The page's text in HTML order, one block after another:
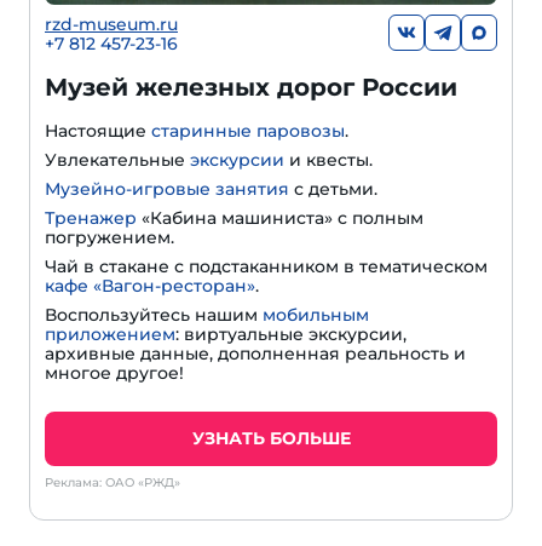
rzd-museum.ru
+7 812 457-23-16
Музей железных дорог России
Настоящие старинные паровозы.
Увлекательные экскурсии и квесты.
Музейно-игровые занятия с детьми.
Тренажер «Кабина машиниста» с полным
погружением.
Чай в стакане с подстаканником в тематическом
кафе «Вагон-ресторан».
Воспользуйтесь нашим мобильным
приложением: виртуальные экскурсии,
архивные данные, дополненная реальность и
многое другое!
УЗНАТЬ БОЛЬШЕ
Реклама: ОАО «РЖД»